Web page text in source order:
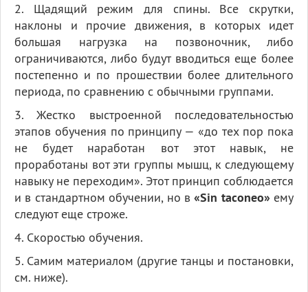
2. Щадящий режим для спины. Все скрутки,
наклоны и прочие движения, в которых идет
большая нагрузка на позвоночник, либо
ограничиваются, либо будут вводиться еще более
постепенно и по прошествии более длительного
периода, по сравнению с обычными группами.
3. Жестко выстроенной последовательностью
этапов обучения по принципу — «до тех пор пока
не будет наработан вот этот навык, не
проработаны вот эти группы мышц, к следующему
навыку не переходим». Этот принцип соблюдается
и в стандартном обучении, но в«Sin taconeo» ему
cледуют еще строже.
4. Скоростью обучения.
5. Самим материалом (другие танцы и постановки,
см. ниже).